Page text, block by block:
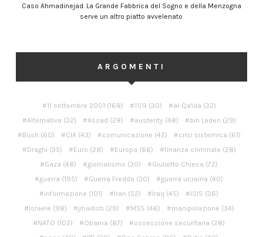
Caso Ahmadinejad. La Grande Fabbrica del Sogno e della Menzogna
serve un altro piatto avvelenato
ARGOMENTI
11 settembre 2001 (168) 11/9 (30) al-Qa'ida (32)
Alternativa (32) Assad (28) austerity (48) bin Laden (29)
Bush (60) CIA(43) comunicazione (42) crisi sistemica (61)
Draghi (35) Euro (28) Europa (66) finanza criminale (28)
Gaza (48) giornalismo (30) Giulietto Chiesa (72)
guerra (195) Guerra Fredda (30) guerra ucraina (40)
informazione (101) Iran (52) Iraq (45) ISIS (36)
Israele (98) jihadisti (29) M5S (46) manipolazione (34)
NATO (102) Obama (87) ossessione securitaria (28)